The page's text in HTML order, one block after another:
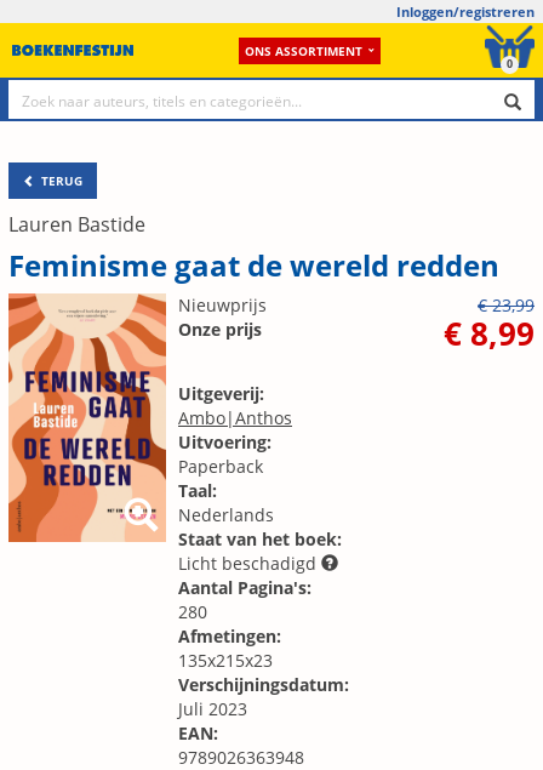
Inloggen/registreren
ONS ASSORTIMENT
0
TERUG
Lauren Bastide
Feminisme gaat de wereld redden
Nieuwprijs
€ 23,99
Onze prijs
€ 8,99
Uitgeverij:
Ambo|Anthos
Uitvoering:
Paperback
Taal:
Nederlands
Staat van het boek:
Licht beschadigd
Aantal Pagina's:
280
Afmetingen:
135x215x23
Verschijningsdatum:
Juli 2023
EAN:
9789026363948